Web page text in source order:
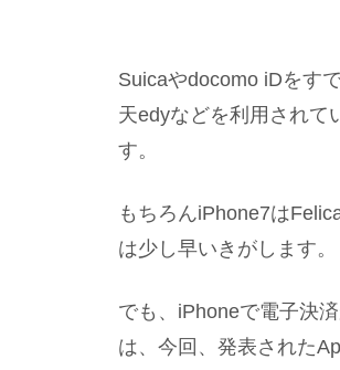
Suicaやdocomo iDをす
天edyなどを利用されて
す。
もちろんiPhone7は
は少し早いきがします。
でも、iPhoneで電子決
は、今回、発表された